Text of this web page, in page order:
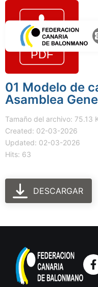
01 Modelo de
Asamblea
Tamaño del archivo: 75.13
Created: 02-03-2026
Updated: 02-03-2026
Hits: 63
DESCARGAR